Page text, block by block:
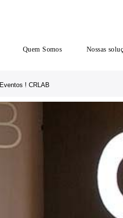
Quem Somos Nossas
! CRLAB